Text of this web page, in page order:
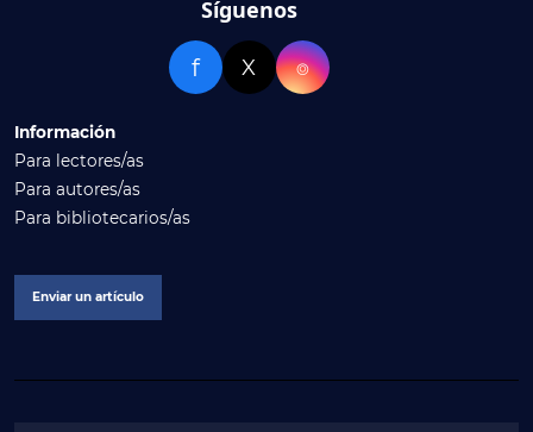
Síguenos
f X ⌾
Información
Para lectores/as
Para autores/as
Para bibliotecarios/as
Enviar un artículo